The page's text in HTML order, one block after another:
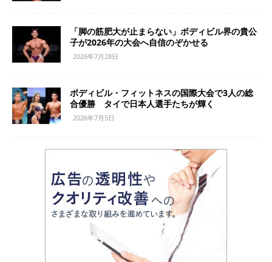
「脚の筋肥大が止まらない」ボディビル界の貴公
子が2026年の大会へ自信のぞかせる
2026年7月28日
ボディビル・フィットネスの国際大会で3人の総
合優勝 タイで日本人選手たちが輝く
2026年7月5日